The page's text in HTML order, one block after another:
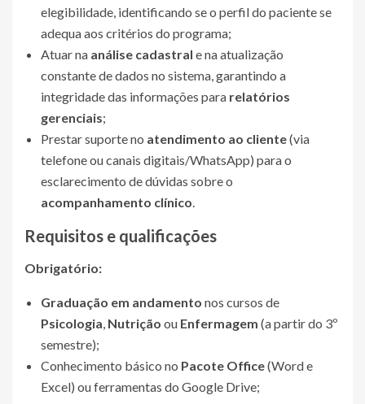
elegibilidade, identificando se o perfil do paciente se
adequa aos critérios do programa;
Atuar na análise cadastral e na atualização
constante de dados no sistema, garantindo a
integridade das informações para relatórios
gerenciais;
Prestar suporte no atendimento ao cliente(via
telefone ou canais digitais/WhatsApp) para o
esclarecimento de dúvidas sobre o
acompanhamento clínico.
Requisitos e qualificações
Obrigatório:
Graduação em andamento nos cursos de
Psicologia, Nutrição ou Enfermagem (a partir do 3º
semestre);
Conhecimento básico no Pacote Office(Word e
Excel) ou ferramentas do Google Drive;